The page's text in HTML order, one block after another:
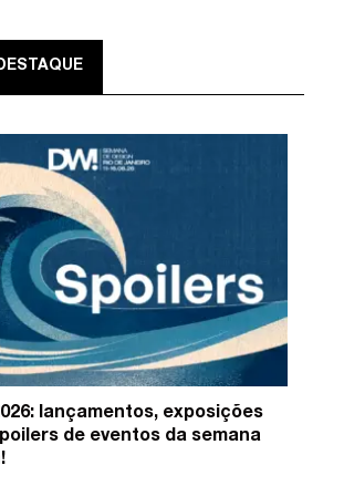
lançamentos, exposições
de eventos da semana